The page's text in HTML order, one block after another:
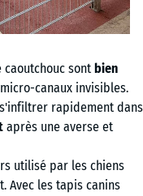
sont bien
canaux invisibles.
rapidement dans
après une averse et
utilisé par les chiens
Avec les tapis canins